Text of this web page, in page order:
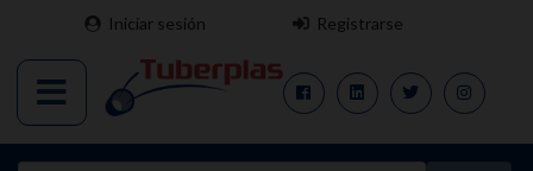
Iniciar sesión Registrarse